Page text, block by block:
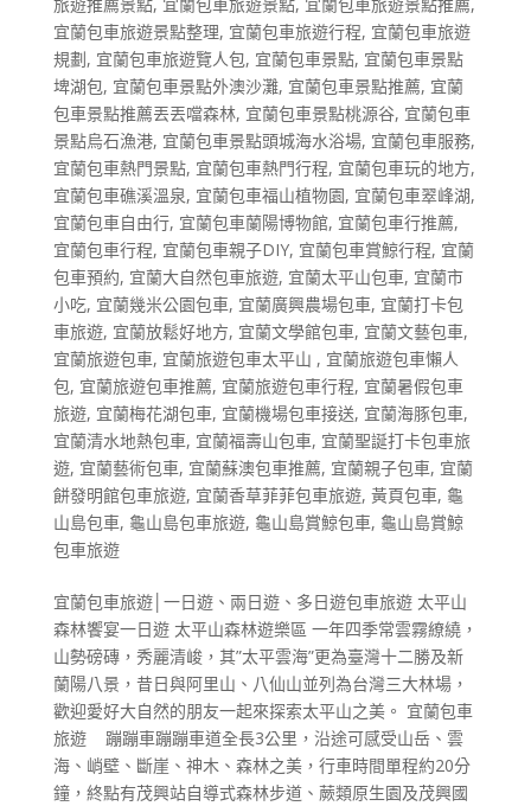
旅遊推薦景點, 宜蘭包車旅遊景點, 宜蘭包車旅遊景點推薦,
宜蘭包車旅遊景點整理, 宜蘭包車旅遊行程, 宜蘭包車旅遊
規劃, 宜蘭包車旅遊覽人包, 宜蘭包車景點, 宜蘭包車景點
埤湖包, 宜蘭包車景點外澳沙灘, 宜蘭包車景點推薦, 宜蘭
包車景點推薦丟丟噹森林, 宜蘭包車景點桃源谷, 宜蘭包車
景點烏石漁港, 宜蘭包車景點頭城海水浴場, 宜蘭包車服務,
宜蘭包車熱門景點, 宜蘭包車熱門行程, 宜蘭包車玩的地方,
宜蘭包車礁溪溫泉, 宜蘭包車福山植物園, 宜蘭包車翠峰湖,
宜蘭包車自由行, 宜蘭包車蘭陽博物館, 宜蘭包車行推薦,
宜蘭包車行程, 宜蘭包車親子DIY, 宜蘭包車賞鯨行程, 宜蘭
包車預約, 宜蘭大自然包車旅遊, 宜蘭太平山包車, 宜蘭市
小吃, 宜蘭幾米公園包車, 宜蘭廣興農場包車, 宜蘭打卡包
車旅遊, 宜蘭放鬆好地方, 宜蘭文學館包車, 宜蘭文藝包車,
宜蘭旅遊包車, 宜蘭旅遊包車太平山 , 宜蘭旅遊包車懶人
包, 宜蘭旅遊包車推薦, 宜蘭旅遊包車行程, 宜蘭暑假包車
旅遊, 宜蘭梅花湖包車, 宜蘭機場包車接送, 宜蘭海豚包車,
宜蘭清水地熱包車, 宜蘭福壽山包車, 宜蘭聖誕打卡包車旅
遊, 宜蘭藝術包車, 宜蘭蘇澳包車推薦, 宜蘭親子包車, 宜蘭
餅發明館包車旅遊, 宜蘭香草菲菲包車旅遊, 黃頁包車, 龜
山島包車, 龜山島包車旅遊, 龜山島賞鯨包車, 龜山島賞鯨
包車旅遊
宜蘭包車旅遊│一日遊、兩日遊、多日遊包車旅遊 太平山
森林饗宴一日遊 太平山森林遊樂區 一年四季常雲霧繚繞，
山勢磅磚，秀麗清峻，其”太平雲海”更為臺灣十二勝及新
蘭陽八景，昔日與阿里山、八仙山並列為台灣三大林場，
歡迎愛好大自然的朋友一起來探索太平山之美。 宜蘭包車
旅遊 蹦蹦車蹦蹦車道全長3公里，沿途可感受山岳、雲
海、峭壁、斷崖、神木、森林之美，行車時間單程約20分
鐘，終點有茂興站自導式森林步道、蕨類原生園及茂興國